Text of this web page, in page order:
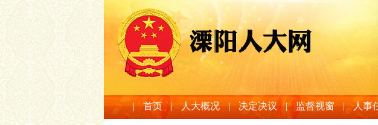
| 首页 | 人大概况 | 决定决议 | 监督视窗 | 人事